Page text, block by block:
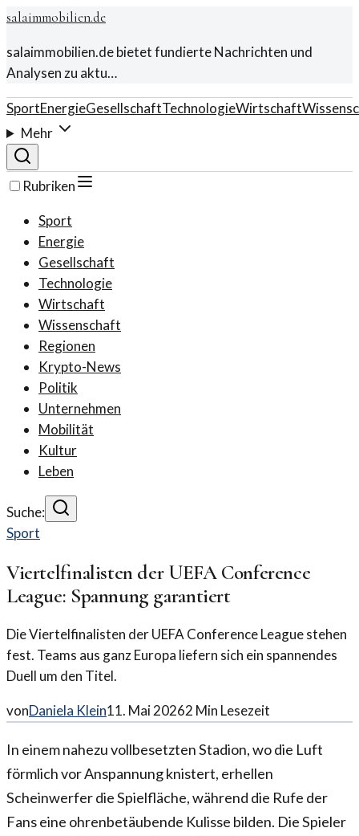
salaimmobilien.de
salaimmobilien.de bietet fundierte Nachrichten und
Analysen zu aktu…
SportEnergieGesellschaftTechnologieWirtschaft
Mehr
Rubriken
Sport
Energie
Gesellschaft
Technologie
Wirtschaft
Wissenschaft
Regionen
Krypto-News
Politik
Unternehmen
Mobilität
Kultur
Leben
Suche:
Sport
Viertelfinalisten der UEFA Conference
League: Spannung garantiert
Die Viertelfinalisten der UEFA Conference League stehen
fest. Teams aus ganz Europa liefern sich ein spannendes
Duell um den Titel.
vonDaniela Klein11. Mai 20262 Min Lesezeit
In einem nahezu vollbesetzten Stadion, wo die Luft
förmlich vor Anspannung knistert, erhellen
Scheinwerfer die Spielfläche, während die Rufe der
Fans eine ohrenbetäubende Kulisse bilden. Die Spieler